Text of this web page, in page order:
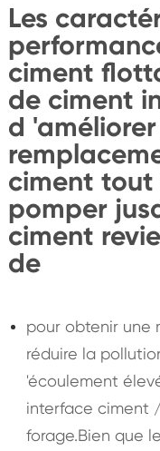
Les
ciment
de ciment
d
ciment
pomper
ciment
de
pour obtenir une
réduire la
'écoulement
interface ciment
forage.Bien que